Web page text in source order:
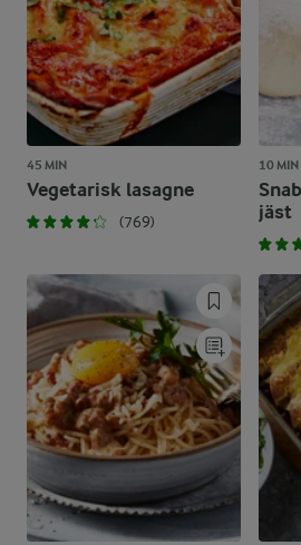
45 MIN
Vegetarisk lasagne
(769)
10 MIN
jäst